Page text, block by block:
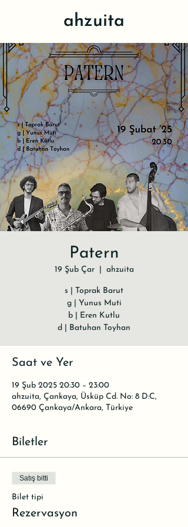
ahzuita
Patern
19 Şub Çar
  |
ahzuita
s | Toprak Barut
g | Yunus Muti
b | Eren Kutlu
d | Batuhan Toyhan
Saat ve Yer
19 Şub 2025 20:30 – 23:00
ahzuita, Çankaya, Üsküp Cd. No: 8 D:C,
06690 Çankaya/Ankara, Türkiye
Biletler
Satış bitti
Bilet tipi
Rezervasyon